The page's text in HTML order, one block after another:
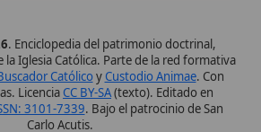
WhatsApp
publicación regular
Instagram
· @wikitolica